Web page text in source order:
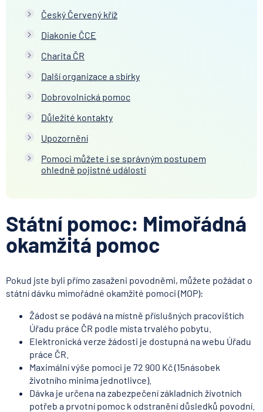
Český Červený kříž
Diakonie ČCE
Charita ČR
Další organizace a sbírky
Dobrovolnická pomoc
Důležité kontakty
Upozornění
Pomoci můžete i se správným postupem
ohledně pojistné události
Státní pomoc: Mimořádná
okamžitá pomoc
Pokud jste byli přímo zasaženi povodněmi, můžete požádat o
státní dávku mimořádné okamžité pomoci (MOP):
Žádost se podává na místně příslušných pracovištích
Úřadu práce ČR podle místa trvalého pobytu.
Elektronická verze žádosti je dostupná na webu Úřadu
práce ČR.
Maximální výše pomoci je 72 900 Kč (15násobek
životního minima jednotlivce).
Dávka je určena na zabezpečení základních životních
potřeb a prvotní pomoc k odstranění důsledků povodní.